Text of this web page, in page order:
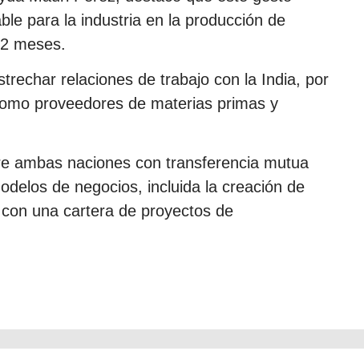
para la industria en la producción de
meses.
relaciones de trabajo con la India, por
proveedores de materias primas y
ambas naciones con transferencia mutua
de negocios, incluida la creación de
una cartera de proyectos de